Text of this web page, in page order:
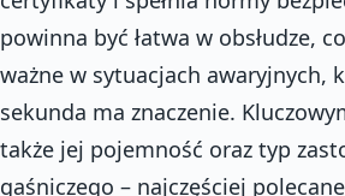
powinna być łatwa w obsłudze,
ważne w sytuacjach awaryjnych,
sekunda ma znaczenie.
także jej pojemność oraz typ
gaśniczego – najczęściej